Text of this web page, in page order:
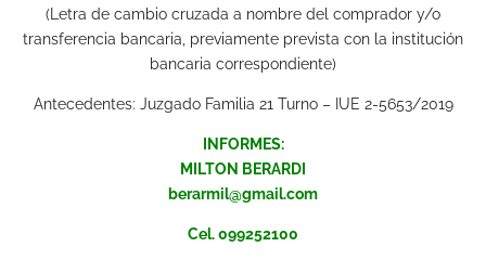
(Letra de cambio cruzada a nombre del comprador y/o
transferencia bancaria, previamente prevista con la institución
bancaria correspondiente)
Antecedentes: Juzgado Familia 21 Turno – IUE 2-5653/2019
INFORMES:
MILTON BERARDI
berarmil@gmail.com
Cel. 099252100